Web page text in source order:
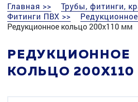
Главная >>
Трубы, фитинги,
Фитинги ПВХ >>
Редукционное кольцо 200х110 мм
РЕДУКЦИОННОЕ
КОЛЬЦО